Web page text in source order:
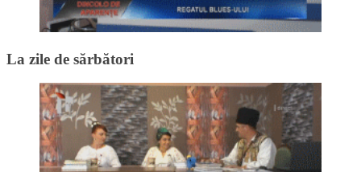
La zile de sărbători